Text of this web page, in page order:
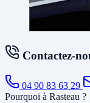
Contactez-
04 90 83 63 29
Pourquoi à Rasteau ?